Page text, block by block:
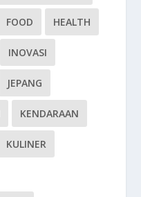
FOOD HEALTH
INOVASI
JEPANG
KENDARAAN
KULINER